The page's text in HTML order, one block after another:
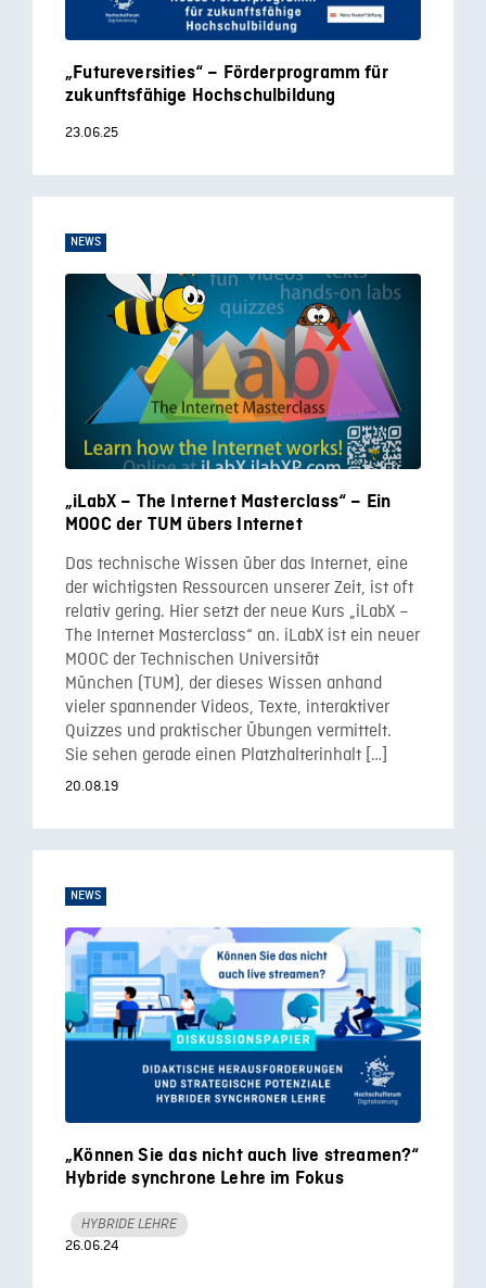
„Futureversities“ – Förderprogramm für
zukunftsfähige Hochschulbildung
23.06.25
NEWS
„iLabX – The Internet Masterclass“ – Ein
MOOC der TUM übers Internet
Das technische Wissen über das Internet, eine
der wichtigsten Ressourcen unserer Zeit, ist oft
relativ gering. Hier setzt der neue Kurs „iLabX –
The Internet Masterclass“ an. iLabX ist ein neuer
MOOC der Technischen Universität
München (TUM), der dieses Wissen anhand
vieler spannender Videos, Texte, interaktiver
Quizzes und praktischer Übungen vermittelt.
Sie sehen gerade einen Platzhalterinhalt […]
20.08.19
NEWS
„Können Sie das nicht auch live streamen?“
Hybride synchrone Lehre im Fokus
HYBRIDE LEHRE
26.06.24